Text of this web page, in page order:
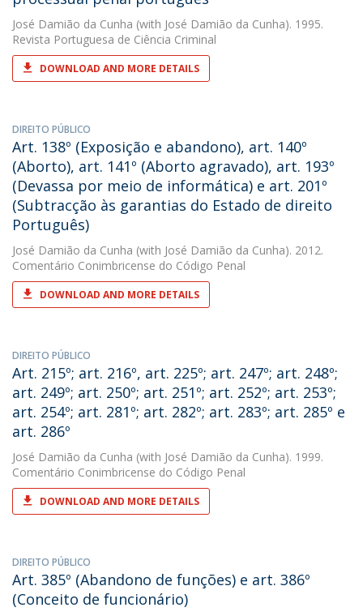
José Damião da Cunha (with José Damião da Cunha). 1995.
Revista Portuguesa de Ciência Criminal
DOWNLOAD AND MORE DETAILS
DIREITO PÚBLICO
Art. 138º (Exposição e abandono), art. 140º
(Aborto), art. 141º (Aborto agravado), art. 193º
(Devassa por meio de informática) e art. 201º
(Subtracção às garantias do Estado de direito
Português)
José Damião da Cunha (with José Damião da Cunha). 2012.
Comentário Conimbricense do Código Penal
DOWNLOAD AND MORE DETAILS
DIREITO PÚBLICO
Art. 215º; art. 216º, art. 225º; art. 247º; art. 248º;
art. 249º; art. 250º; art. 251º; art. 252º; art. 253º;
art. 254º; art. 281º; art. 282º; art. 283º; art. 285º e
art. 286º
José Damião da Cunha (with José Damião da Cunha). 1999.
Comentário Conimbricense do Código Penal
DOWNLOAD AND MORE DETAILS
DIREITO PÚBLICO
Art. 385º (Abandono de funções) e art. 386º
(Conceito de funcionário)